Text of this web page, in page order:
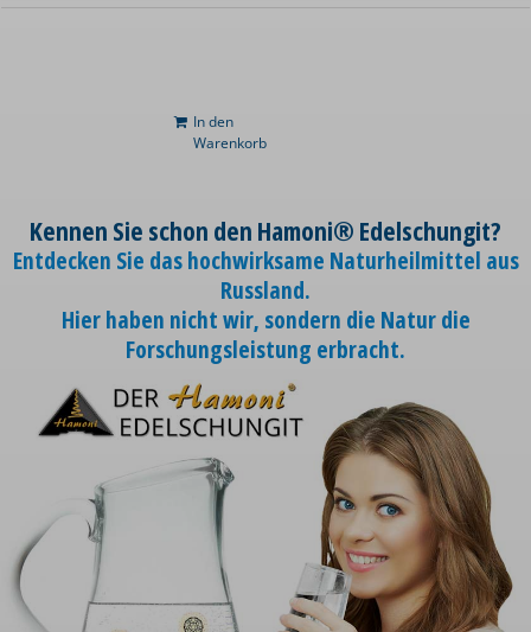
In den
Warenkorb
Kennen Sie schon den Hamoni® Edelschungit?
Entdecken Sie das hochwirksame Naturheilmittel aus
Russland.
Hier haben nicht wir, sondern die Natur die
Forschungsleistung erbracht.